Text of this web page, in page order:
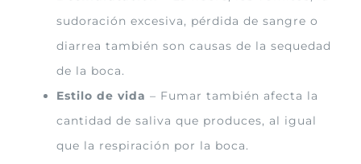
sudoración excesiva, pérdida de sangre o
diarrea también son causas de la sequedad
de la boca.
Estilo de vida – Fumar también afecta la
cantidad de saliva que produces, al igual
que la respiración por la boca.